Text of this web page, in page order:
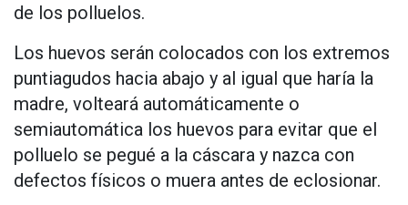
de los polluelos.
Los huevos serán colocados con los extremos
puntiagudos hacia abajo y al igual que haría la
madre, volteará automáticamente o
semiautomática los huevos para evitar que el
polluelo se pegué a la cáscara y nazca con
defectos físicos o muera antes de eclosionar.